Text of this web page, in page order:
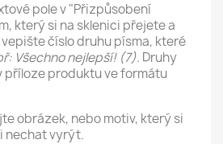
pole v "Přizpůsobení
který si na sklenici přejete a
číslo druhu písma, které
Všechno nejlepší! (7). Druhy
příloze produktu ve formátu
obrázek, nebo motiv, který si
nechat vyrýt.